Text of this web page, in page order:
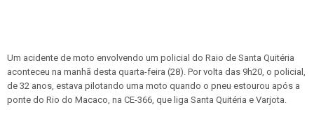
Um acidente de moto envolvendo um policial do Raio de Santa Quitéria
aconteceu na manhã desta quarta-feira (28). Por volta das 9h20, o policial,
de 32 anos, estava pilotando uma moto quando o pneu estourou após a
ponte do Rio do Macaco, na CE-366, que liga Santa Quitéria e Varjota.